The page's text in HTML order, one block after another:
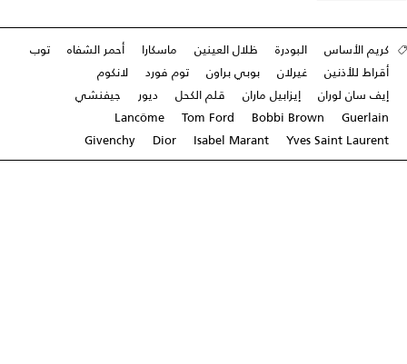
كريم الأساس البودرة ظلال العينين ماسكارا أحمر الشفاه
توب
أقراط للأذنين
غيرلان بوبي براون توم فورد
لانكوم
إيف سان لوران
إيزابيل ماران قلم الكحل ديور
جيفنشي
Guerlain
Bobbi Brown
Tom Ford
Lancôme
Yves Saint Laurent
Isabel Marant
Dior
Givenchy